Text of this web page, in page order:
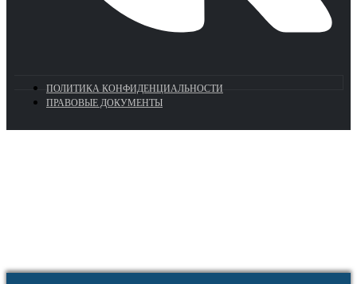
ПОЛИТИКА КОНФИДЕНЦИАЛЬНОСТИ
ПРАВОВЫЕ ДОКУМЕНТЫ